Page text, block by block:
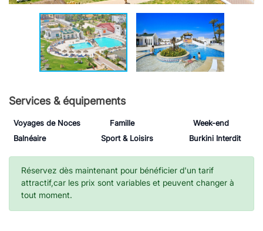
Services & équipements
Voyages de Noces Famille
Week-end
Balnéaire
Sport & Loisirs Burkini Interdit
Réservez dès maintenant pour bénéficier d'un tarif
attractif,car les prix sont variables et peuvent changer à
tout moment.